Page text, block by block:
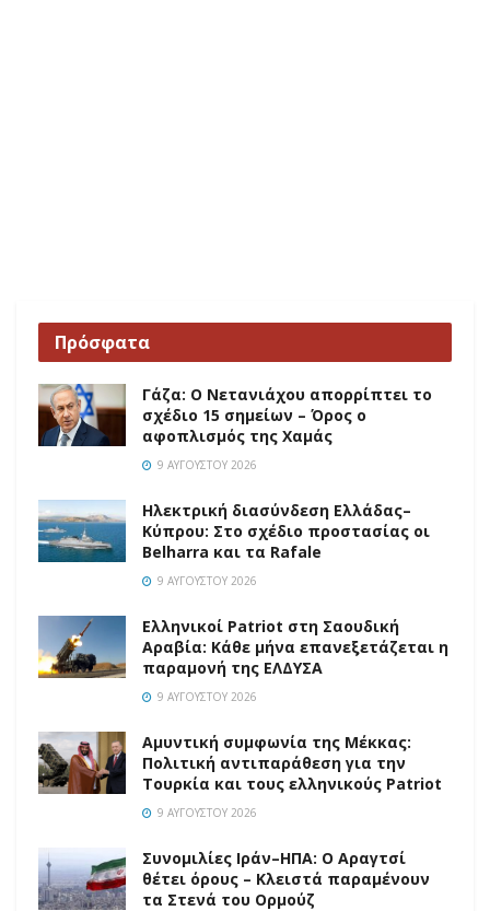
Πρόσφατα
Γάζα: Ο Νετανιάχου απορρίπτει το
σχέδιο 15 σημείων – Όρος ο
αφοπλισμός της Χαμάς
9 ΑΥΓΟΎΣΤΟΥ 2026
Ηλεκτρική διασύνδεση Ελλάδας–
Κύπρου: Στο σχέδιο προστασίας οι
Belharra και τα Rafale
9 ΑΥΓΟΎΣΤΟΥ 2026
Ελληνικοί Patriot στη Σαουδική
Αραβία: Κάθε μήνα επανεξετάζεται η
παραμονή της ΕΛΔΥΣΑ
9 ΑΥΓΟΎΣΤΟΥ 2026
Αμυντική συμφωνία της Μέκκας:
Πολιτική αντιπαράθεση για την
Τουρκία και τους ελληνικούς Patriot
9 ΑΥΓΟΎΣΤΟΥ 2026
Συνομιλίες Ιράν–ΗΠΑ: Ο Αραγτσί
θέτει όρους – Κλειστά παραμένουν
τα Στενά του Ορμούζ